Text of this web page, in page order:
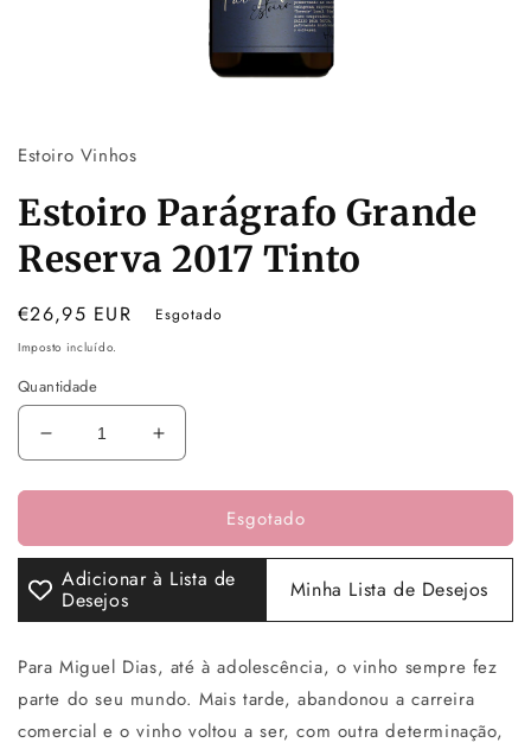
1
Estoiro Vinhos
Estoiro Parágrafo Grande
Reserva 2017 Tinto
Preço
normal
€26,95 EUR Esgotado
Imposto incluído.
Quantidade
Diminuir
a
quantidade
Estoiro
Parágrafo
Grande
Reserva
Tinto
Aumentar
a
quantidade
Estoiro
Parágrafo
Grande
Reserva
Tinto
Esgotado
Adicionar à Lista de
Desejos Minha Lista de Desejos
Para Miguel Dias, até à adolescência, o vinho sempre fez
parte do seu mundo. Mais tarde, abandonou a carreira
comercial e o vinho voltou a ser, com outra determinação,